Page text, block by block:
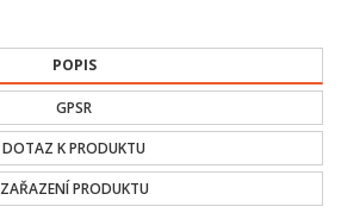
POPIS
GPSR
DOTAZ K PRODUKTU
ZAŘAZENÍ PRODUKTU